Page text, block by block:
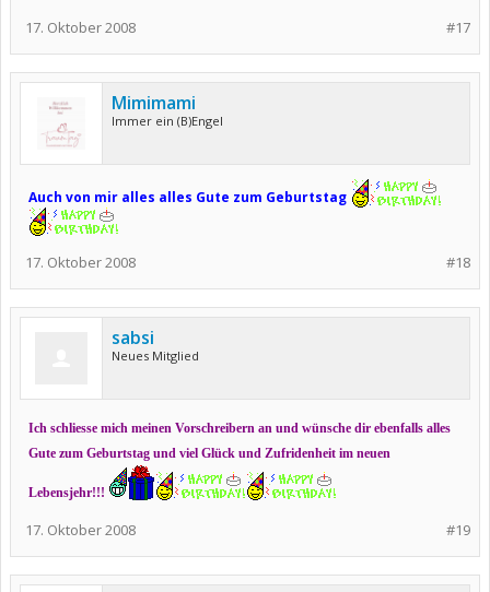
#17
17. Oktober 2008
Mimimami
Immer ein (B)Engel
Auch von mir alles alles Gute zum Geburtstag
#18
17. Oktober 2008
sabsi
Neues Mitglied
Ich schliesse mich meinen Vorschreibern an und wünsche dir ebenfalls alles
Gute zum Geburtstag und viel Glück und Zufridenheit im neuen
Lebensjehr!!!
#19
17. Oktober 2008